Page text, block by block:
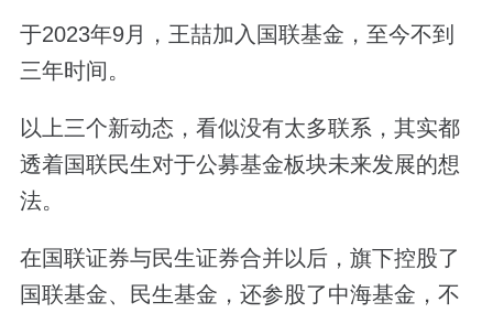
于2023年9月，王喆加入国联基金，至今不到
三年时间。
以上三个新动态，看似没有太多联系，其实都
透着国联民生对于公募基金板块未来发展的想
法。
在国联证券与民生证券合并以后，旗下控股了
国联基金、民生基金，还参股了中海基金，不